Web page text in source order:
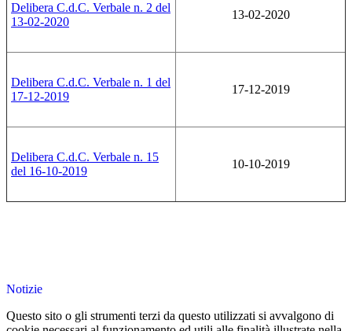
Delibera C.d.C. Verbale n. 2 del
13-02-2020
13-02-2020
Delibera C.d.C. Verbale n. 1 del
17-12-2019
17-12-2019
Delibera C.d.C. Verbale n. 15
del 16-10-2019
10-10-2019
Notizie
Questo sito o gli strumenti terzi da questo utilizzati si avvalgono di